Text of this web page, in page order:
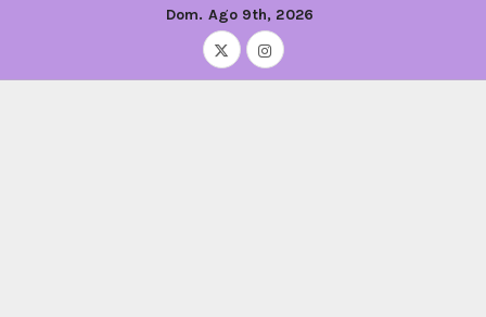
Dom. Ago 9th, 2026